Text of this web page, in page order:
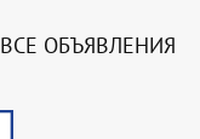
ВСЕ ОБЪЯВЛЕНИЯ